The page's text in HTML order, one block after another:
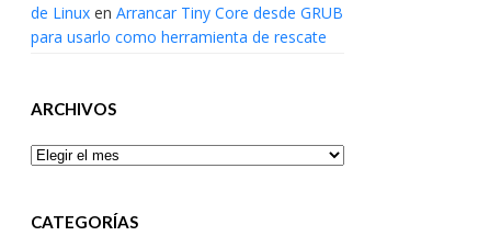
de Linux en Arrancar Tiny Core desde GRUB
para usarlo como herramienta de rescate
ARCHIVOS
Archivos
CATEGORÍAS